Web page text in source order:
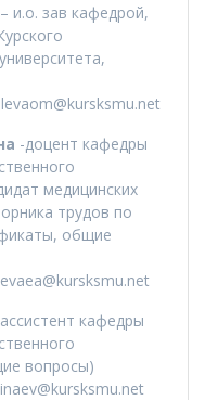
– и.о. зав кафедрой,
-доцент кафедры
медицинских
трудов по
общие
кафедры
вопросы)